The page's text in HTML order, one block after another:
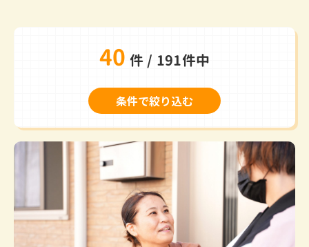
40 件 / 191件中
条件で絞り込む